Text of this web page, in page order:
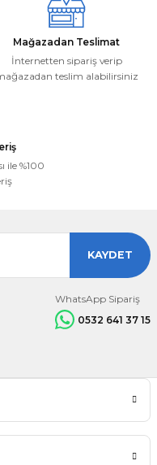
Mağazadan Teslimat
İnternetten sipariş verip
teslim alabilirsiniz
ile %100
KAYDET
WhatsApp Sipariş
0532 641 37 15